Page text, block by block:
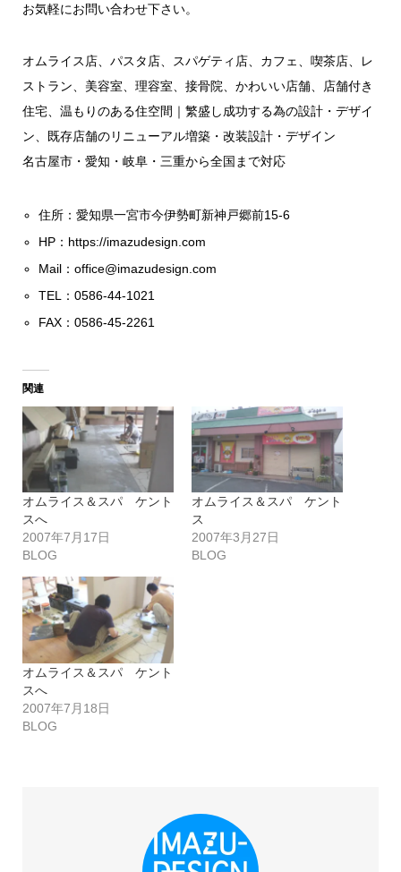
お気軽にお問い合わせ下さい。
オムライス店、パスタ店、スパゲティ店、カフェ、喫茶店、レ
ストラン、美容室、理容室、接骨院、かわいい店舗、店舗付き
住宅、温もりのある住空間｜繁盛し成功する為の設計・デザイ
ン、既存店舗のリニューアル増築・改装設計・デザイン
名古屋市・愛知・岐阜・三重から全国まで対応
住所：愛知県一宮市今伊勢町新神戸郷前15-6
HP： https://imazudesign.com
Mail：office@imazudesign.com
TEL：0586-44-1021
FAX：0586-45-2261
関連
オムライス＆スパ ケント
スへ
2007年7月17日
BLOG
オムライス＆スパ ケント
ス
2007年3月27日
BLOG
オムライス＆スパ ケント
スへ
2007年7月18日
BLOG